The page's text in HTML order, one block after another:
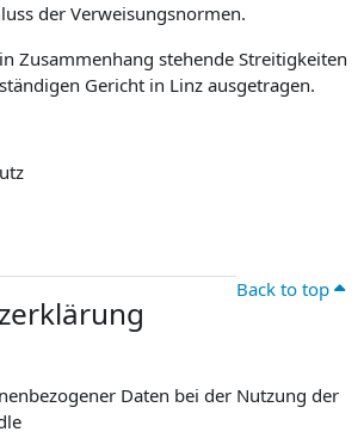
der Verweisungsnormen.
Zusammenhang stehende Streitigkeiten
Gericht in Linz ausgetragen.
Back to top
Daten bei der Nutzung der